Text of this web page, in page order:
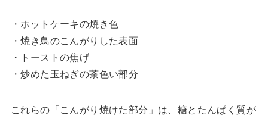
・ホットケーキの焼き色
・焼き鳥のこんがりした表面
・トーストの焦げ
・炒めた玉ねぎの茶色い部分
これらの「こんがり焼けた部分」は、糖とたんぱく質が